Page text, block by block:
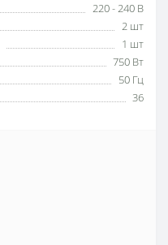
220 - 240 В
2 шт
1 шт
750 Вт
50 Гц
36